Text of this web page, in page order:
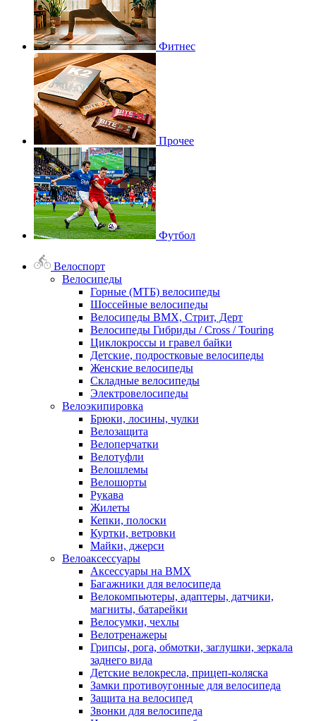
Фитнес
Прочее
Футбол
Велоспорт
Велосипеды
Горные (МТБ) велосипеды
Шоссейные велосипеды
Велосипеды BMX, Стрит, Дерт
Велосипеды Гибриды / Cross / Touring
Циклокроссы и гравел байки
Детские, подростковые велосипеды
Женские велосипеды
Складные велосипеды
Электровелосипеды
Велоэкипировка
Брюки, лосины, чулки
Велозащита
Велоперчатки
Велотуфли
Велошлемы
Велошорты
Рукава
Жилеты
Кепки, полоски
Куртки, ветровки
Майки, джерси
Велоаксессуары
Аксессуары на BMX
Багажники для велосипеда
Велокомпьютеры, адаптеры, датчики,
магниты, батарейки
Велосумки, чехлы
Велотренажеры
Грипсы, рога, обмотки, заглушки, зеркала
заднего вида
Детские велокресла, прицеп-коляска
Замки противоугонные для велосипеда
Защита на велосипед
Звонки для велосипеда